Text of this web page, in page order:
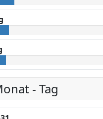
- Tag